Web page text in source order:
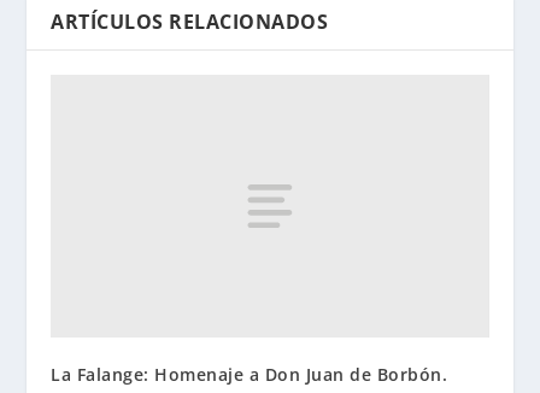
ARTÍCULOS RELACIONADOS
La Falange: Homenaje a Don Juan de Borbón.